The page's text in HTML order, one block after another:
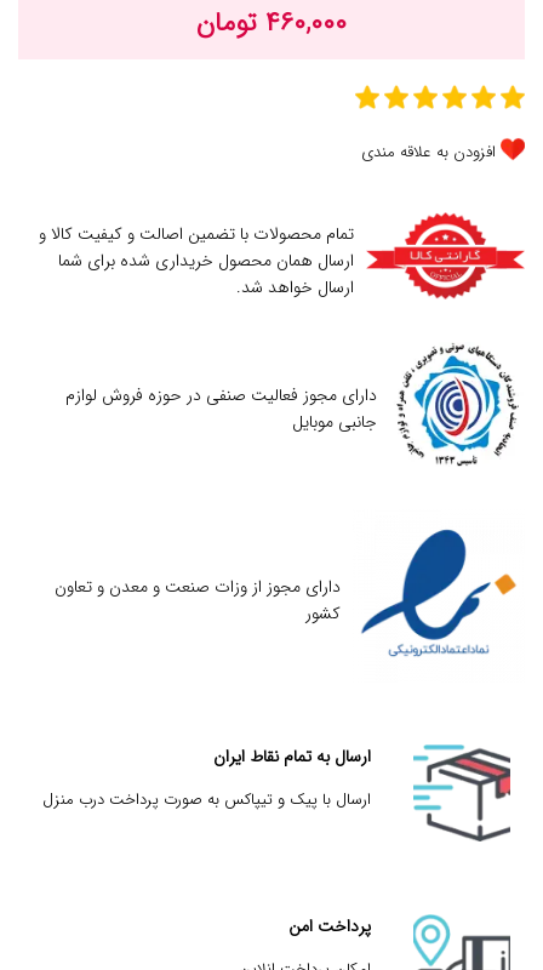
۴۶۰,۰۰۰ تومان
افزودن به علاقه مندی
تمام محصولات با تضمین اصالت و کیفیت کالا و
ارسال همان محصول خریداری شده برای شما
ارسال خواهد شد.
دارای مجوز فعالیت صنفی در حوزه فروش لوازم
جانبی موبایل
دارای مجوز از وزات صنعت و معدن و تعاون
کشور
ارسال به تمام نقاط ایران
ارسال با پیک و تیپاکس به صورت پرداخت درب منزل
پرداخت امن